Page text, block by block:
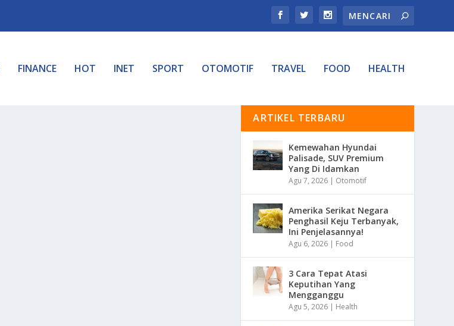
FINANCE HOT INET SPORT OTOMOTIF TRAVEL FOOD HEALTH
ARTIKEL TERBARU
Kemewahan Hyundai
Palisade, SUV Premium
Yang Di Idamkan
Agu 7, 2026 | Otomotif
Amerika Serikat Negara
Penghasil Keju Terbanyak,
Ini Penjelasannya!
Agu 6, 2026 | Food
3 Cara Tepat Atasi
Keputihan Yang
Mengganggu
Agu 5, 2026 | Health